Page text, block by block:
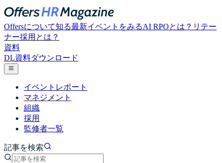
Offersについて知る最新イベントをみるAI RPOとは？ リテー
ナー採用とは？
資料
DL資料ダウンロード
イベントレポート
マネジメント
組織
採用
監修者一覧
記事を検索